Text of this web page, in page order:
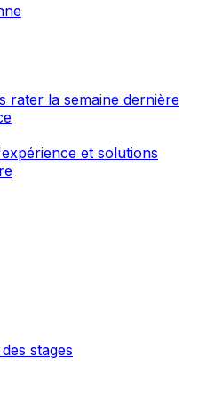
rater la semaine dernière
et solutions
stages